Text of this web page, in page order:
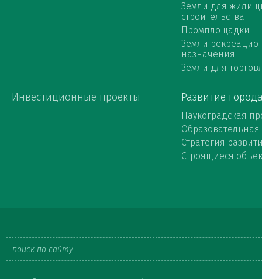
Земли для
строительства
Промплощадки
Земли
назначения
Земли для
Инвестиционные проекты Развитие
Наукоградская
Стратегия
Строящиеся